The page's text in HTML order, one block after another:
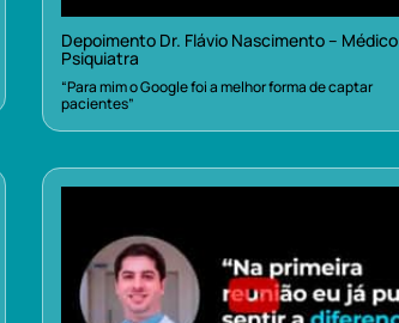
Depoimento Dr. Flávio Nascimento – Médico
Psiquiatra
“Para mim o Google foi a melhor forma de captar
pacientes”